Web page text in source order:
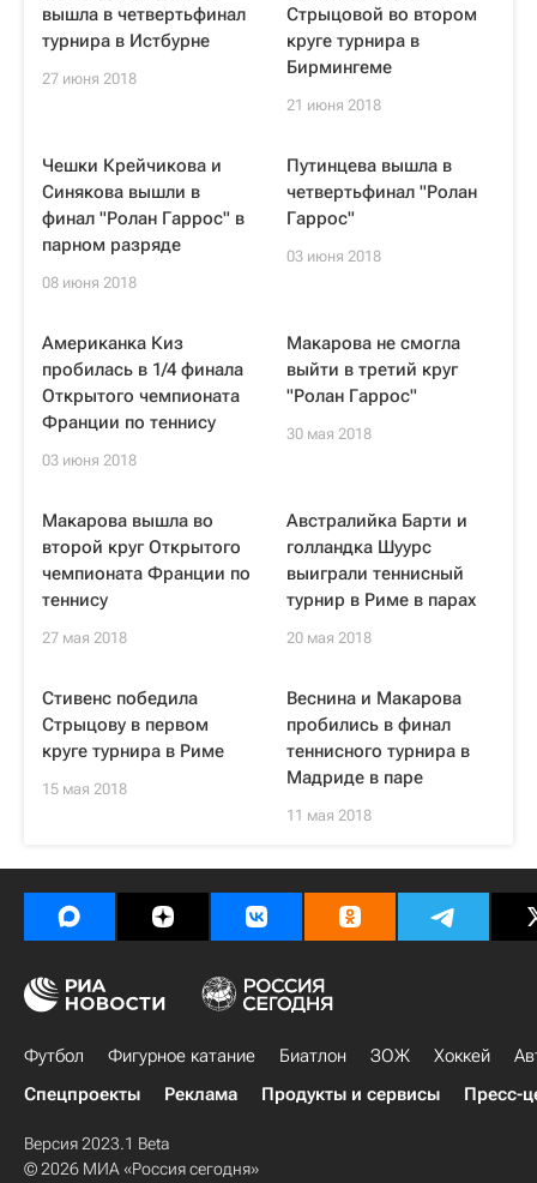
вышла в четвертьфинал
турнира в Истбурне
27 июня 2018
Стрыцовой во втором
круге турнира в
Бирмингеме
21 июня 2018
Чешки Крейчикова и
Синякова вышли в
финал "Ролан Гаррос" в
парном разряде
08 июня 2018
Путинцева вышла в
четвертьфинал "Ролан
Гаррос"
03 июня 2018
Американка Киз
пробилась в 1/4 финала
Открытого чемпионата
Франции по теннису
03 июня 2018
Макарова не смогла
выйти в третий круг
"Ролан Гаррос"
30 мая 2018
Макарова вышла во
второй круг Открытого
чемпионата Франции по
теннису
27 мая 2018
Австралийка Барти и
голландка Шуурс
выиграли теннисный
турнир в Риме в парах
20 мая 2018
Стивенс победила
Стрыцову в первом
круге турнира в Риме
15 мая 2018
Веснина и Макарова
пробились в финал
теннисного турнира в
Мадриде в паре
11 мая 2018
Футбол Фигурное катание Биатлон ЗОЖ Хоккей
Спецпроекты
Реклама Продукты и сервисы Пресс-
Версия 2023.1 Beta
© 2026 МИА «Россия сегодня»